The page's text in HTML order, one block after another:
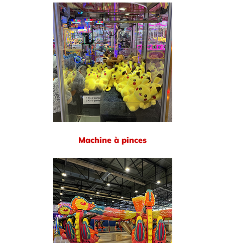
Machine à pinces